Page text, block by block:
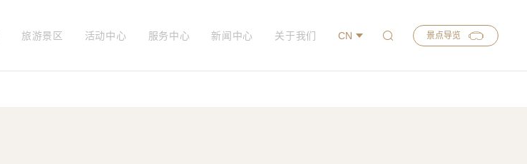
旅游景区 活动中心 服务中心 新闻中心 关于我们 CN 景点导览